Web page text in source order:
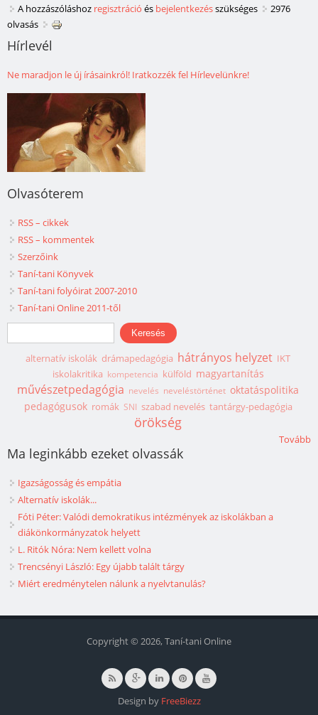
A hozzászóláshoz regisztráció és bejelentkezésszükséges
2976
olvasás
Hírlevél
Ne maradjon le új írásainkról! Iratkozzék fel Hírlevelünkre!
Olvasóterem
RSS – cikkek
RSS – kommentek
Szerzőink
Taní-tani Könyvek
Taní-tani folyóirat 2007-2010
Taní-tani Online 2011-től
Keresés űrlap
Keresés
alternatív iskolák drámapedagógia hátrányos helyzet IKT
iskolakritika kompetencia külföld magyartanítás
művészetpedagógia nevelés neveléstörténet oktatáspolitika
pedagógusok romák SNI szabad nevelés tantárgy-pedagógia
örökség
Tovább
Ma leginkább ezeket olvassák
Igazságosság és empátia
Alternatív iskolák...
Fóti Péter: Valódi demokratikus intézmények az iskolákban a
diákönkormányzatok helyett
L. Ritók Nóra: Nem kellett volna
Trencsényi László: Egy újabb talált tárgy
Miért eredménytelen nálunk a nyelvtanulás?
Copyright © 2026, Taní-tani Online
Design by FreeBiezz